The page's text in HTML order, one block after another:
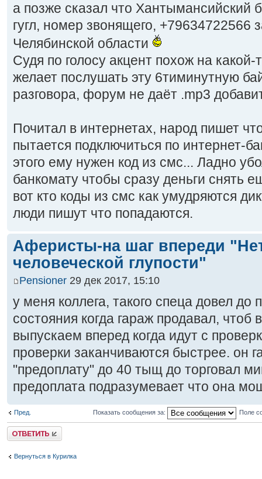
а позже сказал что Хантымансийский
гугл, номер звонящего, +79634722566
Челябинской области
Судя по голосу акцент похож на какой-
желает послушать эту 6тиминутную
разговора, форум не даёт .mp3
Почитал в интернетах, народ пишет
пытается подключиться по интернет-
этого ему нужен код из смс... Ладно
банкомату чтобы сразу деньги снять
вот кто коды из смс как умудряются
люди пишут что попадаются.
Аферисты-на шаг впереди
человеческой глупости"
Pensioner 29 дек 2017, 15:10
у меня коллега, такого спеца довел до
состояния когда гараж продавал,
выпускаем вперед когда идут с
проверки заканчиваются быстрее. он
"предоплату" до 40 тыщ до торговал
предоплата подразумевает что она
Пред. Показать сообщения за: Поле
Ответить
Вернуться в Курилка